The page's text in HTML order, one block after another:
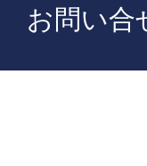
お問い合